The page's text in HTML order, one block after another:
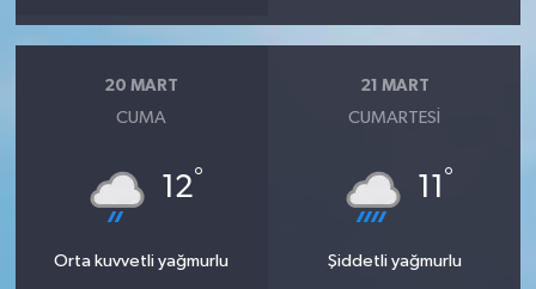
20 MART
CUMA
12°
Orta kuvvetli yağmurlu
21 MART
CUMARTESI
11 °
Şiddetli yağmurlu